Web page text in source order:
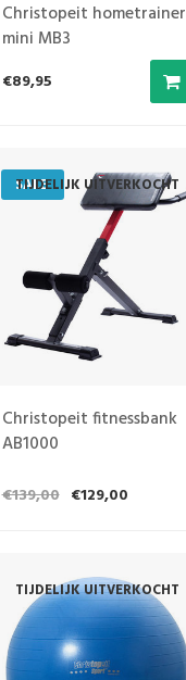
Christopeit hometrainer
mini MB3
€89,95
SALE
TIJDELIJK UITVERKOCHT
Christopeit fitnessbank
AB1000
€139,00 €129,00
TIJDELIJK UITVERKOCHT